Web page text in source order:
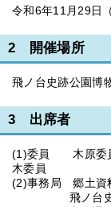
令和6年11月29日
2 開催場所
飛ノ台史跡公園博
3 出席者
(1)委員 木原委
木委員
(2)事務局 郷
飛ノ台史跡